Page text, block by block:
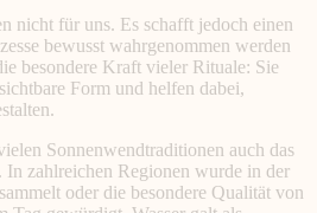
nicht für uns. Es schafft jedoch einen
bewusst wahrgenommen werden
besondere Kraft vieler Rituale: Sie
Form und helfen dabei,
Sonnenwendtraditionen auch das
zahlreichen Regionen wurde in der
oder die besondere Qualität von